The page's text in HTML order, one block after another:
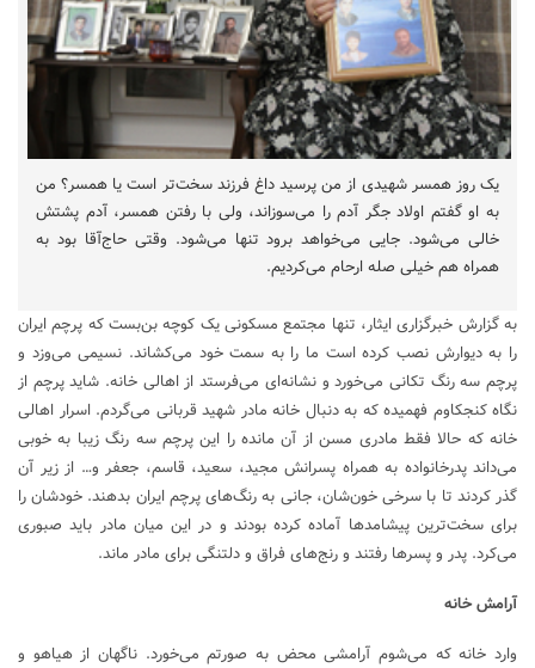
یک روز همسر شهیدی از من پرسید داغ فرزند سخت‌تر است یا همسر؟ من
به او گفتم اولاد جگر آدم را می‌سوزاند، ولی با رفتن همسر، آدم پشتش
خالی می‌شود. جایی می‌خواهد برود تنها می‌شود. وقتی حاج‌آقا بود به
همراه هم خیلی صله ارحام می‌کردیم.
به گزارش خبرگزاری ایثار، تنها مجتمع مسکونی یک کوچه بن‌بست که پرچم ایران
را به دیوارش نصب کرده است ما را به سمت خود می‌کشاند. نسیمی می‌وزد و
پرچم سه رنگ تکانی می‌خورد و نشانه‌ای می‌فرستد از اهالی خانه. شاید پرچم از
نگاه کنجکاوم فهمیده که به دنبال خانه مادر شهید قربانی می‌گردم. اسرار اهالی
خانه که حالا فقط مادری مسن از آن مانده را این پرچم سه رنگ زیبا به خوبی
می‌داند پدرخانواده به همراه پسرانش مجید، سعید، قاسم، جعفر و… از زیر آن
گذر کردند تا با سرخی خون‌شان، جانی به رنگ‌های پرچم ایران بدهند. خودشان را
برای سخت‌ترین پیشامد‌ها آماده کرده بودند و در این میان مادر باید صبوری
می‌کرد. پدر و پسر‌ها رفتند و رنج‌های فراق و دلتنگی برای مادر ماند.
آرامش خانه
وارد خانه که می‌شوم آرامشی محض به صورتم می‌خورد. ناگهان از هیاهو و